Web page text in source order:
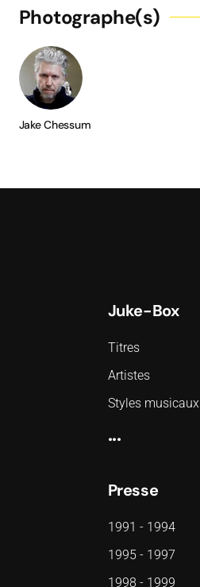
Photographe(s)
Jake Chessum
Juke-Box
Titres
Artistes
Styles musicaux
...
Presse
1991 - 1994
1995 - 1997
1998 - 1999